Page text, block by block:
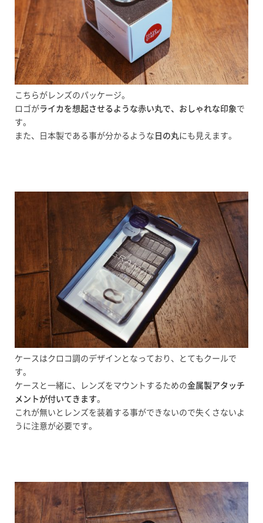
こちらがレンズのパッケージ。
ロゴがライカを想起させるような赤い丸で、おしゃれな印象で
す。
また、日本製である事が分かるような 日の丸にも見えます。
ケースはクロコ調のデザインとなっており、とてもクールで
す。
ケースと一緒に、レンズをマウントするための金属製アタッチ
メントが付いてきます。
これが無いとレンズを装着する事ができないので失くさないよ
うに注意が必要です。